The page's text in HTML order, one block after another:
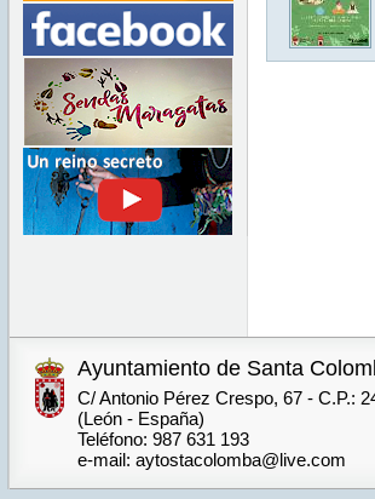
Ayuntamiento de Santa
C/ Antonio Pérez Crespo, 67 - C.P.:
(León - España)
Teléfono: 987 631 193
e-mail: aytostacolomba@live.com